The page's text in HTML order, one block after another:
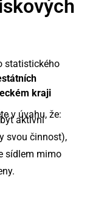
statistického
kraji
v úvahu, že:
aktivní
svou činnost),
sídlem mimo